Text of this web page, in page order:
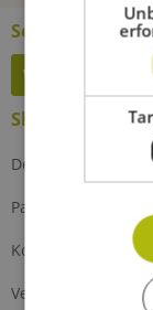
Service Hotline
Widerruf
Shop Service
Defektes Produkt
Partnerprogramm
Kontakt
Versand und